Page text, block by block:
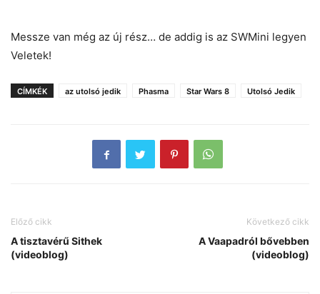
Messze van még az új rész… de addig is az SWMini legyen
Veletek!
CÍMKÉK az utolsó jedik Phasma Star Wars 8 Utolsó Jedik
Előző cikk
A tisztavérű Sithek
(videoblog)
Következő cikk
A Vaapadról bővebben
(videoblog)